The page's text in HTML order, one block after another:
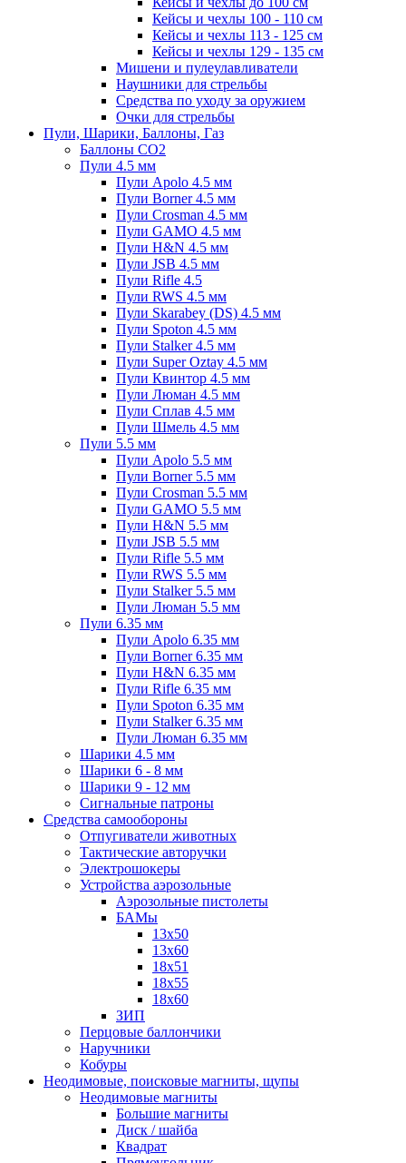
Кейсы и чехлы 100 - 110 см
Кейсы и чехлы 113 - 125 см
Кейсы и чехлы 129 - 135 см
Мишени и пулеулавливатели
Наушники для стрельбы
Средства по уходу за оружием
Очки для стрельбы
Пули, Шарики, Баллоны, Газ
Баллоны CO2
Пули 4.5 мм
Пули Apolo 4.5 мм
Пули Borner 4.5 мм
Пули Crosman 4.5 мм
Пули GAMO 4.5 мм
Пули H&N 4.5 мм
Пули JSB 4.5 мм
Пули Rifle 4.5
Пули RWS 4.5 мм
Пули Skarabey (DS) 4.5 мм
Пули Spoton 4.5 мм
Пули Stalker 4.5 мм
Пули Super Oztay 4.5 мм
Пули Квинтор 4.5 мм
Пули Люман 4.5 мм
Пули Сплав 4.5 мм
Пули Шмель 4.5 мм
Пули 5.5 мм
Пули Apolo 5.5 мм
Пули Borner 5.5 мм
Пули Crosman 5.5 мм
Пули GAMO 5.5 мм
Пули H&N 5.5 мм
Пули JSB 5.5 мм
Пули Rifle 5.5 мм
Пули RWS 5.5 мм
Пули Stalker 5.5 мм
Пули Люман 5.5 мм
Пули 6.35 мм
Пули Apolo 6.35 мм
Пули Borner 6.35 мм
Пули H&N 6.35 мм
Пули Rifle 6.35 мм
Пули Spoton 6.35 мм
Пули Stalker 6.35 мм
Пули Люман 6.35 мм
Шарики 4.5 мм
Шарики 6 - 8 мм
Шарики 9 - 12 мм
Сигнальные патроны
Средства самообороны
Отпугиватели животных
Тактические авторучки
Электрошокеры
Устройства аэрозольные
Аэрозольные пистолеты
БАМы
13х50
13х60
18х51
18х55
18х60
ЗИП
Перцовые баллончики
Наручники
Кобуры
Неодимовые, поисковые магниты, щупы
Неодимовые магниты
Большие магниты
Диск / шайба
Квадрат